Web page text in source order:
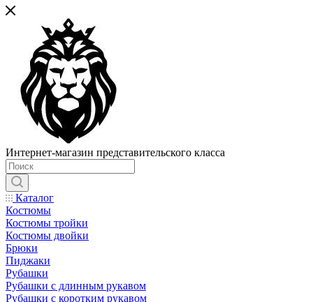
Интернет-магазин представительского класса
Каталог
Костюмы
Костюмы тройки
Костюмы двойки
Брюки
Пиджаки
Рубашки
Рубашки с длинным рукавом
Рубашки с коротким рукавом